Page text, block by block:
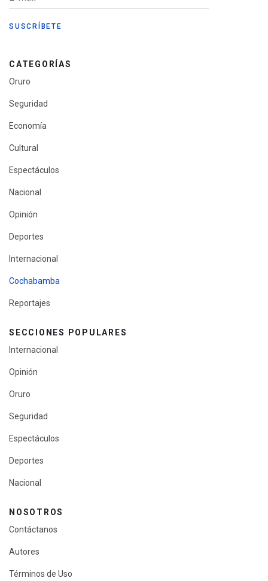
CATEGORÍAS
Oruro
Seguridad
Economía
Cultural
Espectáculos
Nacional
Opinión
Deportes
Internacional
Cochabamba
Reportajes
SECCIONES POPULARES
Internacional
Opinión
Oruro
Seguridad
Espectáculos
Deportes
Nacional
NOSOTROS
Contáctanos
Autores
Términos de Uso